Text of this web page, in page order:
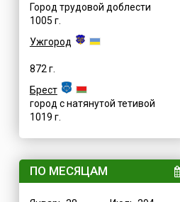
Город трудовой доблести
1005 г.
Ужгород
872 г.
Брест
город с натянутой тетивой
1019 г.
ПО МЕСЯЦАМ